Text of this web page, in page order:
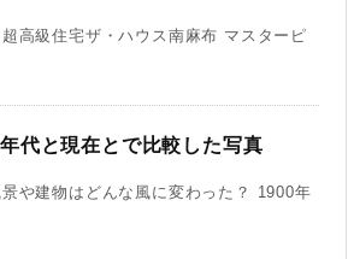
高級住宅ザ・ハウス南麻布 マスターピ
代と現在とで比較した写真
や建物はどんな風に変わった？ 1900年